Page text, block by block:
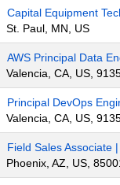
Capital Equipment
St. Paul, MN, US
AWS Principal Data
Valencia, CA, US,
Principal DevOps
Valencia, CA, US,
Field Sales Associate
Phoenix, AZ, US,